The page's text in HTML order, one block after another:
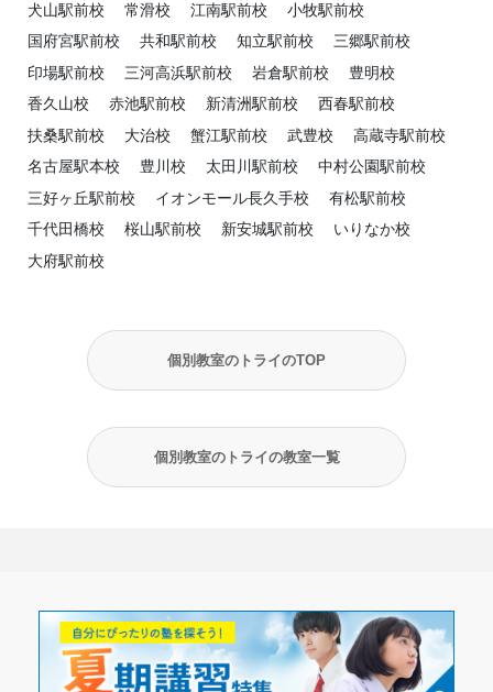
犬山駅前校
常滑校 江南駅前校
小牧駅前校
国府宮駅前校
共和駅前校 知立駅前校
三郷駅前校
印場駅前校
三河高浜駅前校 岩倉駅前校
豊明校
香久山校
赤池駅前校 新清洲駅前校
西春駅前校
扶桑駅前校
大治校 蟹江駅前校 武豊校
高蔵寺駅前校
名古屋駅本校
豊川校 太田川駅前校
中村公園駅前校
三好ヶ丘駅前校
イオンモール長久手校
有松駅前校
千代田橋校
桜山駅前校 新安城駅前校
いりなか校
大府駅前校
個別教室のトライのTOP
個別教室のトライの教室一覧